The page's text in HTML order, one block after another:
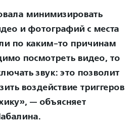
минимизировать
и фотографий с места
по каким-то причинам
посмотреть видео, то
звук: это позволит
воздействие триггеров
— объясняет